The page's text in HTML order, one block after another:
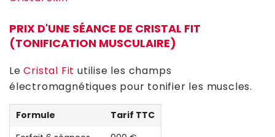
PRIX D'UNE SÉANCE DE CRISTAL FIT
(TONIFICATION MUSCULAIRE)
LeCristal Fit utilise les champs
électromagnétiques pour tonifier les muscles.
Formule
Tarif TTC